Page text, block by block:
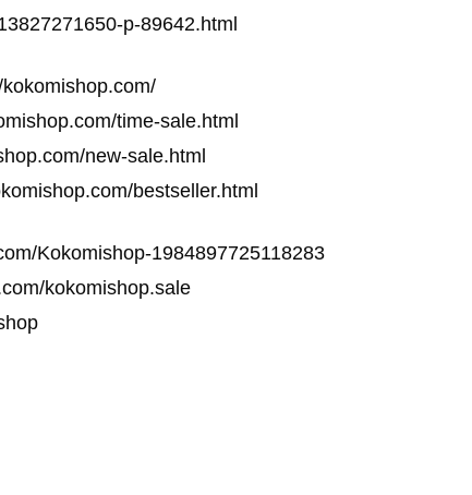
p-89642.html
time-sale.html
new-sale.html
bestseller.html
Kokomishop-1984897725118283
kokomishop.sale